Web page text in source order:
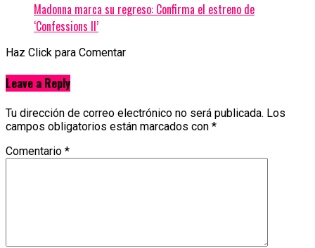
Madonna marca su regreso: Confirma el estreno de
‘Confessions II’
Haz Click para Comentar
Leave a Reply
Tu dirección de correo electrónico no será publicada. Los
campos obligatorios están marcados con *
Comentario *